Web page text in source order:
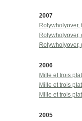
2007
2006
Mille et trois
Mille et trois
Mille et trois
2005